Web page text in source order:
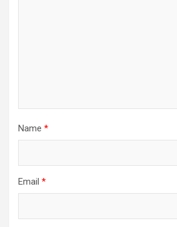
Name *
Email *